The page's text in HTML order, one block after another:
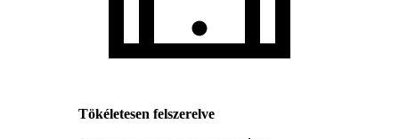
Tökéletesen felszerelve